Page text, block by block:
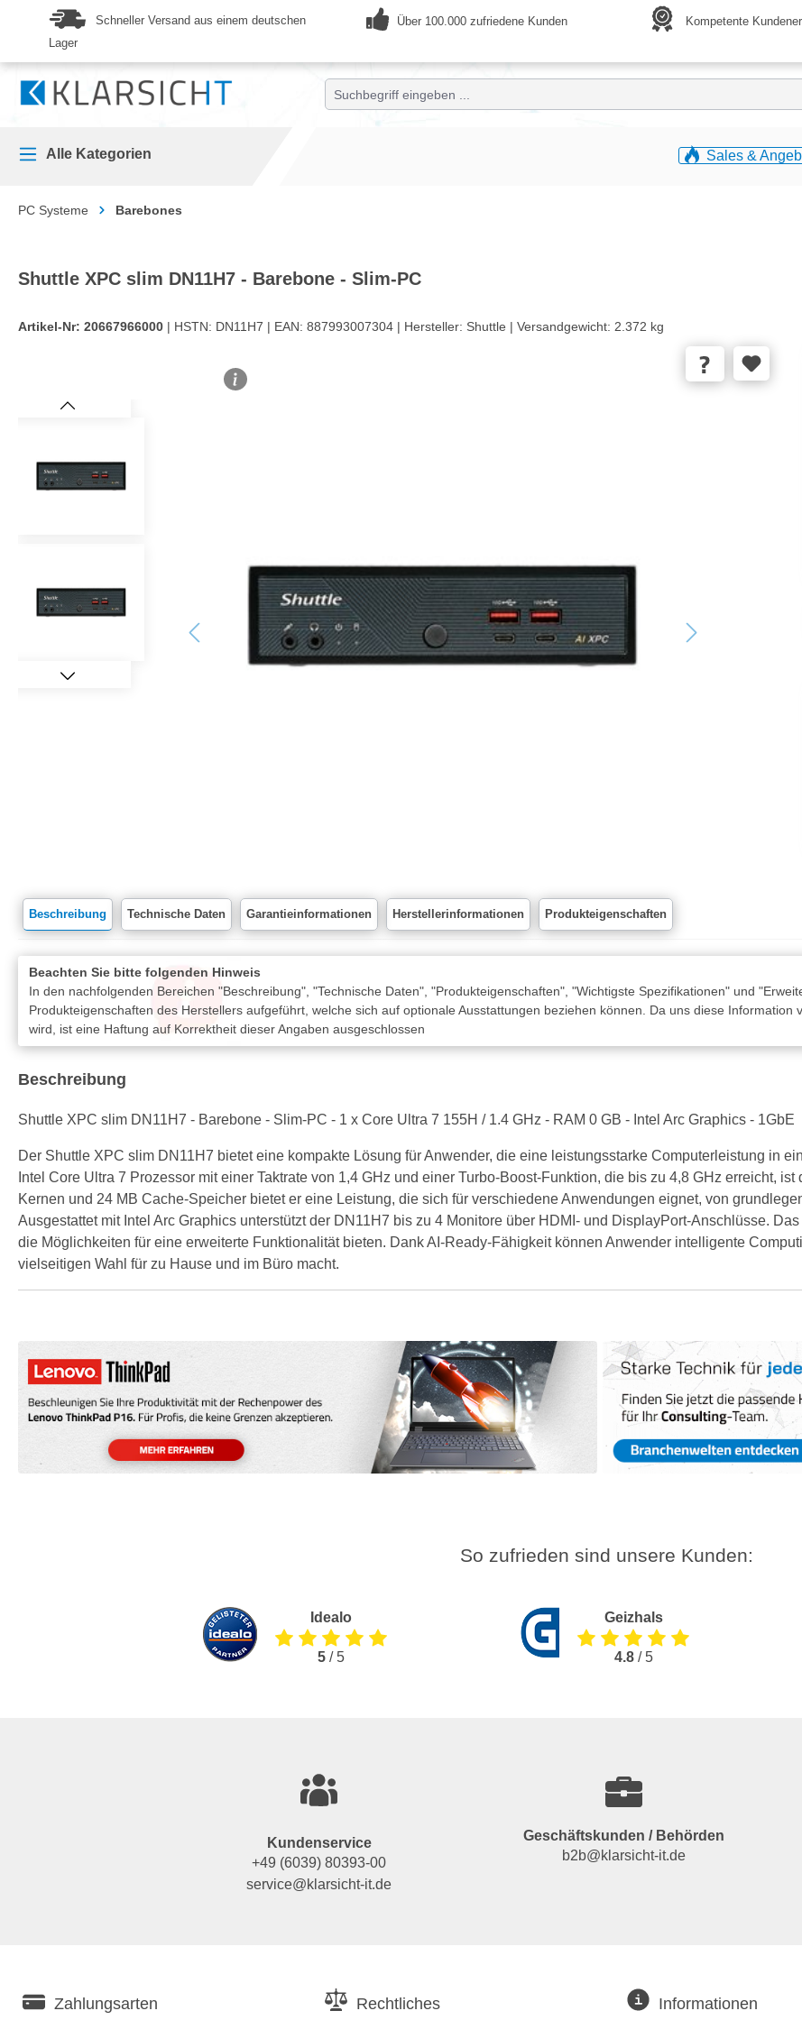
Zur Hauptnavigation springen
Schneller Versand aus einem deutschen
Lager
Über 100.000 zufriedene Kunden Kompetente
Alle Kategorien Sales &
PC Systeme Barebones
Shuttle XPC slim DN11H7 - Barebone - Slim-PC
Artikel-Nr: 20667966000 | HSTN: DN11H7 | EAN: 887993007304 | Hersteller: Shuttle | Versandgewicht: 2.372 kg
Bildergalerie überspringen
Beschreibung Technische Daten Garantieinformationen Herstellerinformationen Produkteigenschaften
Beachten Sie bitte folgenden Hinweis
In den nachfolgenden Bereichen "Beschreibung", "Technische Daten", "Produkteigenschaften", "Wichtigste Spezifikationen" und
Produkteigenschaften des Herstellers aufgeführt, welche sich auf optionale Ausstattungen beziehen können. Da uns diese Information
wird, ist eine Haftung auf Korrektheit dieser Angaben ausgeschlossen
Beschreibung
Shuttle XPC slim DN11H7 - Barebone - Slim-PC - 1 x Core Ultra 7 155H / 1.4 GHz - RAM 0 GB - Intel Arc Graphics - 1GbE
Der Shuttle XPC slim DN11H7 bietet eine kompakte Lösung für Anwender, die eine leistungsstarke Computerleistung in
Intel Core Ultra 7 Prozessor mit einer Taktrate von 1,4 GHz und einer Turbo-Boost-Funktion, die bis zu 4,8 GHz erreicht,
Kernen und 24 MB Cache-Speicher bietet er eine Leistung, die sich für verschiedene Anwendungen eignet, von
Ausgestattet mit Intel Arc Graphics unterstützt der DN11H7 bis zu 4 Monitore über HDMI- und DisplayPort-Anschlüsse.
die Möglichkeiten für eine erweiterte Funktionalität bieten. Dank AI-Ready-Fähigkeit können Anwender intelligente
vielseitigen Wahl für zu Hause und im Büro macht.
So zufrieden sind unsere Kunden:
Idealo
5/ 5
Geizhals
4.8/ 5
Kundenservice
+49 (6039) 80393-00
service@klarsicht-it.de
Geschäftskunden / Behörden
b2b@klarsicht-it.de
Zahlungsarten Rechtliches Informationen